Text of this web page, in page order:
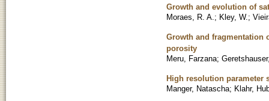
Growth and evolution of
Moraes, R. A. ; Kley, W. ;
Growth and fragmentation
porosity
Meru, Farzana;
High resolution parameter
Manger, Natascha; Klahr,